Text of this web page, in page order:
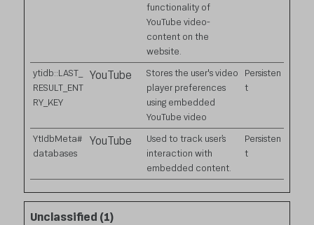
functionality of
YouTube video-
content on the
website.
ytidb::LAST_
RESULT_ENT
RY_KEY
YouTube
Stores the user's video
player preferences
using embedded
YouTube video
Persisten
t
YtIdbMeta#
databases
YouTube
Used to track user’s
interaction with
embedded content.
Persisten
t
Unclassified (1)